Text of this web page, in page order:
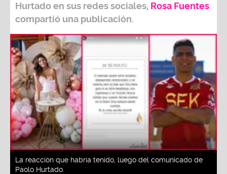
Hurtadoen sus redes sociales, Rosa Fuentes
compartió una publicación.
La reacción que habría tenido, luego del comunicado de
Paolo Hurtado.